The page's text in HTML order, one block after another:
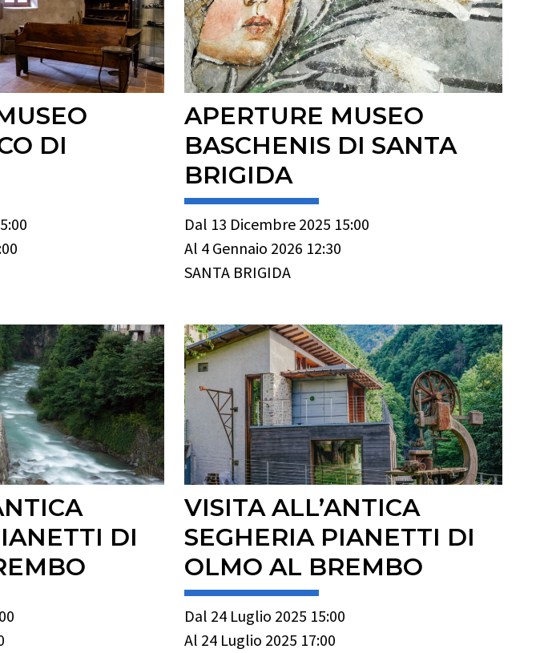
DI
APERTURE MUSEO
BASCHENIS DI SANTA
BRIGIDA
Dal 13 Dicembre 2025 15:00
Al 4 Gennaio 2026 12:30
SANTA BRIGIDA
DI
VISITA ALL’ANTICA
SEGHERIA PIANETTI DI
OLMO AL BREMBO
Dal 24 Luglio 2025 15:00
Al 24 Luglio 2025 17:00